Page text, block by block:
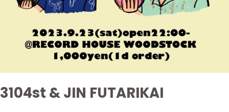
3104st & JIN FUTARIKAI